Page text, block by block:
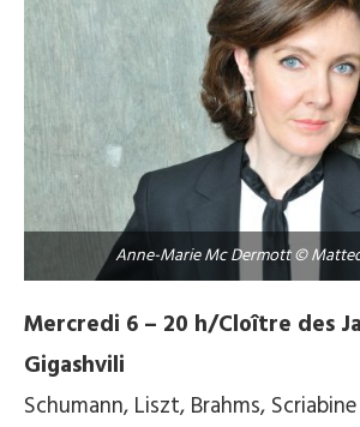
Anne-Marie Mc Dermott ©
Mercredi 6 – 20 h/Cloître des
Gigashvili
Schumann, Liszt, Brahms, Scriabine